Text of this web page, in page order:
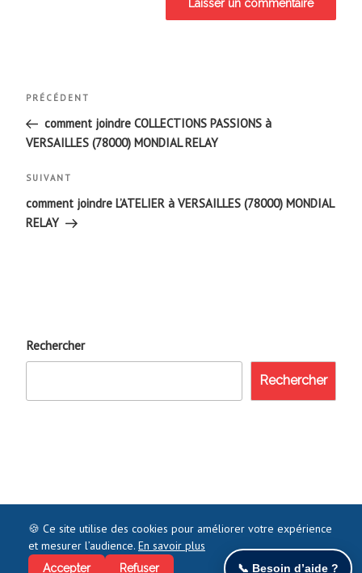
Navigation
de
l’article
Article
précédent
PRÉCÉDENT
comment joindre COLLECTIONS PASSIONS à
VERSAILLES (78000) MONDIAL RELAY
Article
suivant
SUIVANT
comment joindre L’ATELIER à VERSAILLES (78000) MONDIAL
RELAY
Rechercher
Rechercher
©2021 COMMENTJOINDRE.FR - TOUS DROITS RÉSERVÉS
🍪 Ce site utilise des cookies pour améliorer votre expérience
et mesurer l’audience. En savoir plus
Accepter Refuser 📞 Besoin d’aide ?